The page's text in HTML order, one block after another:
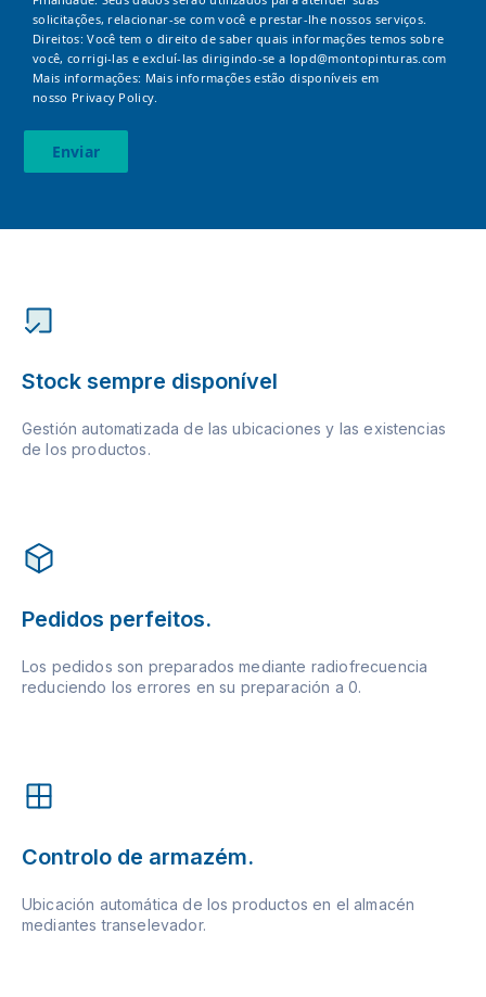
solicitações, relacionar-se com você e prestar-lhe nossos serviços.
Direitos: Você tem o direito de saber quais informações temos sobre
você, corrigi-las e excluí-las dirigindo-se a lopd@montopinturas.com
Mais informações: Mais informações estão disponíveis em
nosso Privacy Policy.
Enviar
Stock sempre disponível
Gestión automatizada de las ubicaciones y las existencias
de los productos.
Pedidos perfeitos.
Los pedidos son preparados mediante radiofrecuencia
reduciendo los errores en su preparación a 0.
Controlo de armazém.
Ubicación automática de los productos en el almacén
mediantes transelevador.